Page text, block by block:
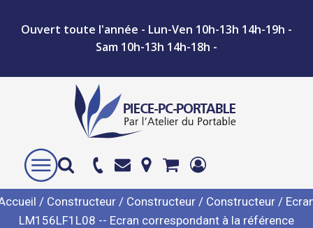
Ouvert toute l'année - Lun-Ven 10h-13h 14h-19h -
Sam 10h-13h 14h-18h -
/ Constructeur / Constructeur / Constructeur /
LM156LF1L08 -- Ecran correspondant à la référence